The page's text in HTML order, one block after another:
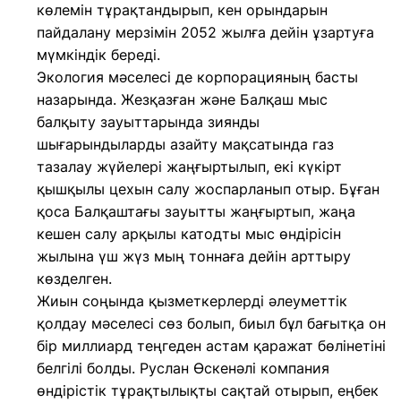
көлемін тұрақтандырып, кен орындарын
пайдалану мерзімін 2052 жылға дейін ұзартуға
мүмкіндік береді.
Экология мәселесі де корпорацияның басты
назарында. Жезқазған және Балқаш мыс
балқыту зауыттарында зиянды
шығарындыларды азайту мақсатында газ
тазалау жүйелері жаңғыртылып, екі күкірт
қышқылы цехын салу жоспарланып отыр. Бұған
қоса Балқаштағы зауытты жаңғыртып, жаңа
кешен салу арқылы катодты мыс өндірісін
жылына үш жүз мың тоннаға дейін арттыру
көзделген.
Жиын соңында қызметкерлерді әлеуметтік
қолдау мәселесі сөз болып, биыл бұл бағытқа он
бір миллиард теңгеден астам қаражат бөлінетіні
белгілі болды. Руслан Өскенәлі компания
өндірістік тұрақтылықты сақтай отырып, еңбек